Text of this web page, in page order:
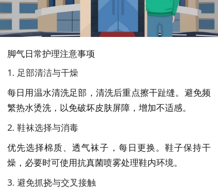
脚气日常护理注意事项
1. 足部清洁与干燥
每日用温水清洗足部，清洗后重点擦干趾缝。避免频
繁热水烫洗，以免破坏皮肤屏障，增加不适感。
2. 鞋袜选择与消毒
优先选择棉质、透气袜子，每日更换。鞋子保持干
燥，必要时可使用抗真菌喷雾处理鞋内环境。
3. 避免抓挠与交叉接触